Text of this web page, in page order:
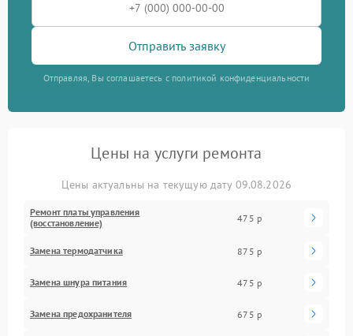
Отправить заявку
Отправляя, Вы соглашаетесь с политикой конфиденциальности
Цены на услуги ремонта
Цены актуальны на текущую дату 09.08.2026
Ремонт платы управления
(восстановление)
475 р
Замена термодатчика 875 р
Замена шнура питания 475 р
Замена предохранителя 675 р